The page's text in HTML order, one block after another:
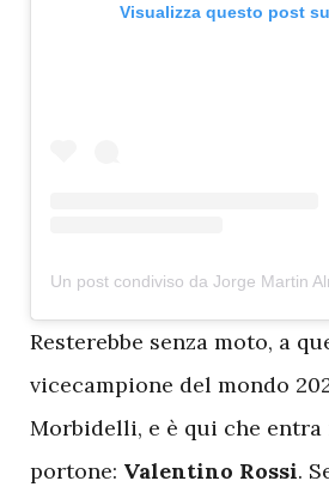
Visualizza questo post
Resterebbe senza moto, a
vicecampione del mondo
Morbidelli, e è qui che entra
portone: Valentino Rossi.